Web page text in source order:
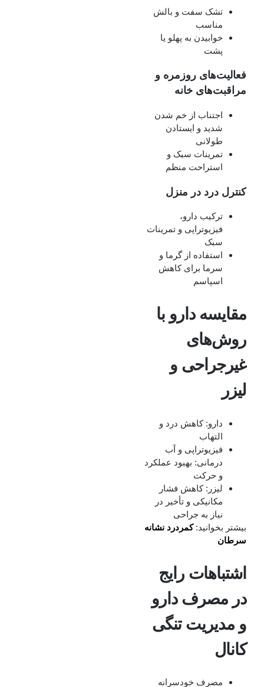
تشک سفت و بالش
مناسب
خوابیدن به پهلو یا
پشت
فعالیت‌های روزمره و
مراقبت‌های خانه
اجتناب از خم شدن
شدید و ایستادن
طولانی
تمرینات سبک و
استراحت منظم
کنترل درد در منزل
ترکیب دارو،
فیزیوتراپی و تمرینات
سبک
استفاده از گرما و
سرما برای کاهش
اسپاسم
مقایسه دارو با
روش‌های
غیرجراحی و
لیزر
دارو: کاهش درد و
التهاب
فیزیوتراپی و آب‌
درمانی: بهبود عملکرد
و حرکت
لیزر: کاهش فشار
مکانیکی و تأخیر در
نیاز به جراحی
بیشتر بخوانید:کمردرد نشانه
سرطان
اشتباهات رایج
در مصرف دارو
و مدیریت تنگی
کانال
مصرف خودسرانه